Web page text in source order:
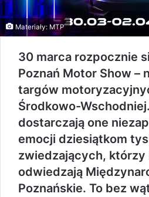
Materiały: MTP
30 marca rozpocznie
Poznań Motor Show –
targów
Środkowo-
dostarczają one
emocji dziesiątkom
zwiedzających, którzy
odwiedzają
Poznańskie. To bez